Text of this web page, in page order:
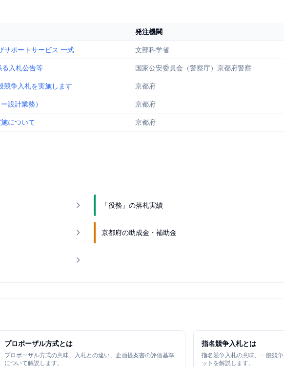
発注機関
サポートサービス 一式 文部科学省
入札公告等 国家公安委員会（警察庁）京都府警察
競争入札を実施します 京都府
設計業務） 京都府
について 京都府
「役務」の落札実績
京都府の助成金・補助金
プロポーザル方式とは
プロポーザル方式の意味、入札との違い、企画提案書の評価基準
について解説します。
指名競争入札とは
指名競争入札の意味、一般競
ットを解説します。